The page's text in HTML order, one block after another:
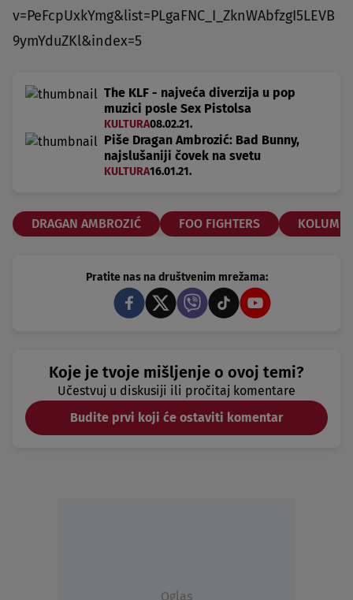
v=PeFcpUxkYmg&list=PLgaFNC_I_ZknWAbfzgI5LEVB
9ymYduZKl&index=5
The KLF - najveća diverzija u pop
muzici posle Sex Pistolsa
KULTURA08.02.21.
Piše Dragan Ambrozić: Bad Bunny,
najslušaniji čovek na svetu
KULTURA16.01.21.
DRAGAN AMBROZIĆ FOO FIGHTERS
Pratite nas na društvenim mrežama:
Koje je tvoje mišljenje o ovoj temi?
Učestvuj u diskusiji ili pročitaj komentare
Budite prvi koji će ostaviti komentar
Oglas